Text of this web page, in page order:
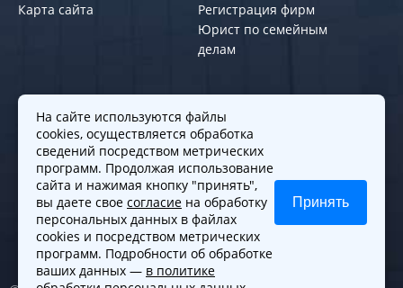
Карта сайта
Регистрация фирм
Юрист по семейным
делам
Политики и правила
Политика обработки персональных
данных
Согласие на обработку cookies
Согласие на обработку персональных
данных
На сайте используются файлы
cookies, осуществляется обработка
сведений посредством метрических
программ. Продолжая использование
сайта и нажимая кнопку "принять",
вы даете свое согласие на обработку
персональных данных в файлах
cookies и посредством метрических
программ. Подробности об обработке
ваших данных — в политике
Принять